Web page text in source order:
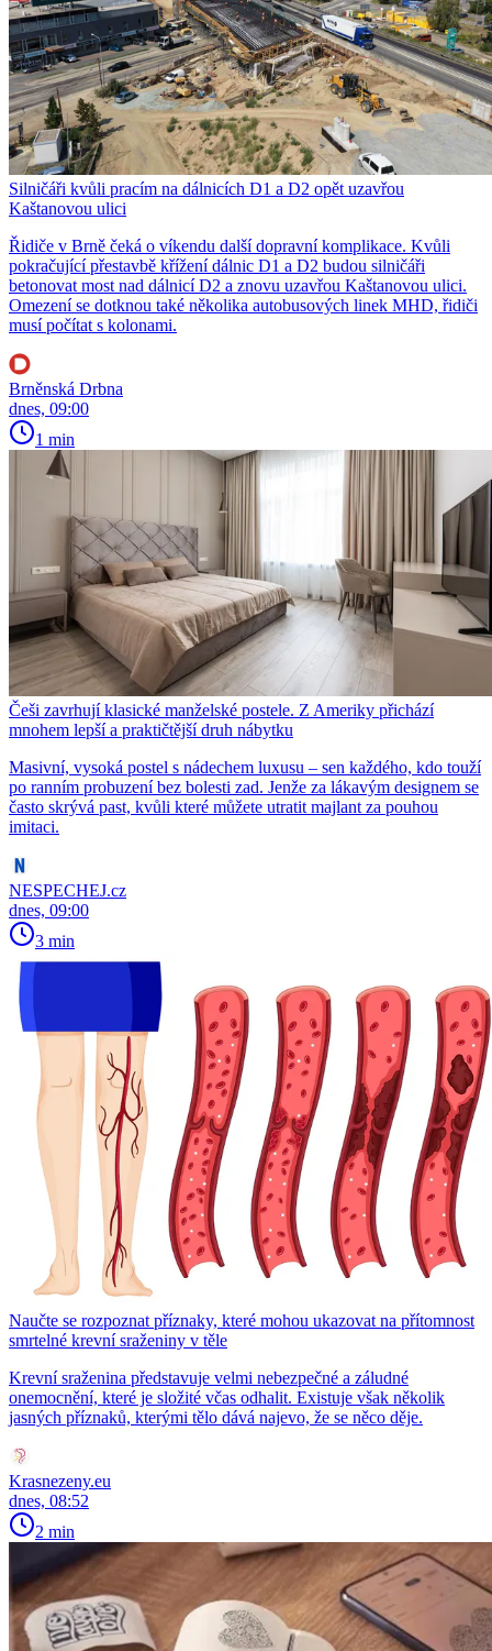
Silničáři kvůli pracím na dálnicích D1 a D2 opět uzavřou
Kaštanovou ulici
Řidiče v Brně čeká o víkendu další dopravní komplikace. Kvůli
pokračující přestavbě křížení dálnic D1 a D2 budou silničáři
betonovat most nad dálnicí D2 a znovu uzavřou Kaštanovou ulici.
Omezení se dotknou také několika autobusových linek MHD, řidiči
musí počítat s kolonami.
Brněnská Drbna
dnes, 09:00
1 min
Češi zavrhují klasické manželské postele. Z Ameriky přichází
mnohem lepší a praktičtější druh nábytku
Masivní, vysoká postel s nádechem luxusu – sen každého, kdo touží
po ranním probuzení bez bolesti zad. Jenže za lákavým designem se
často skrývá past, kvůli které můžete utratit majlant za pouhou
imitaci.
NESPECHEJ.cz
dnes, 09:00
3 min
Naučte se rozpoznat příznaky, které mohou ukazovat na přítomnost
smrtelné krevní sraženiny v těle
Krevní sraženina představuje velmi nebezpečné a záludné
onemocnění, které je složité včas odhalit. Existuje však několik
jasných příznaků, kterými tělo dává najevo, že se něco děje.
Krasnezeny.eu
dnes, 08:52
2 min